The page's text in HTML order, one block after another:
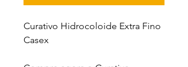
Curativo Hidrocoloide Extra Fino
Casex